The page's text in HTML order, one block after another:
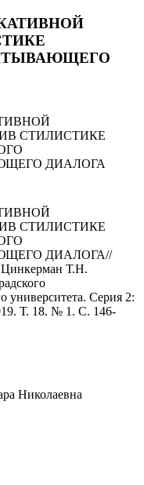
СТИЛИСТИКЕ
ДИАЛОГА
СТИЛИСТИКЕ
ДИАЛОГА//
Т.Н.
университета. Серия 2:
Т. 18. № 1. С. 146-
Николаевна